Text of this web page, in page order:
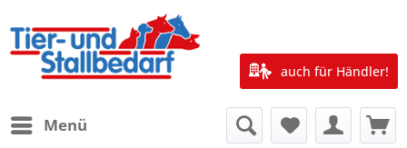
Menü
auch für Händler!